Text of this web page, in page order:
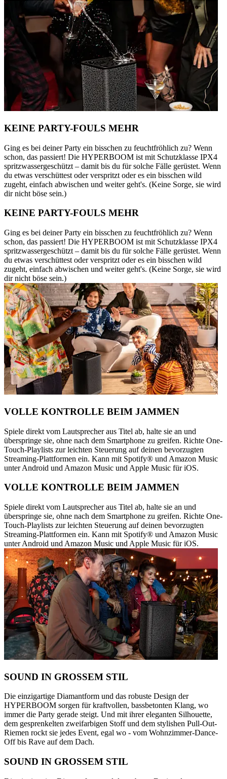
KEINE PARTY-FOULS MEHR
Ging es bei deiner Party ein bisschen zu feuchtfröhlich zu? Wenn
schon, das passiert! Die HYPERBOOM ist mit Schutzklasse IPX4
spritzwassergeschützt – damit bis du für solche Fälle gerüstet. Wenn
du etwas verschüttest oder verspritzt oder es ein bisschen wild
zugeht, einfach abwischen und weiter geht's. (Keine Sorge, sie wird
dir nicht böse sein.)
KEINE PARTY-FOULS MEHR
Ging es bei deiner Party ein bisschen zu feuchtfröhlich zu? Wenn
schon, das passiert! Die HYPERBOOM ist mit Schutzklasse IPX4
spritzwassergeschützt – damit bis du für solche Fälle gerüstet. Wenn
du etwas verschüttest oder verspritzt oder es ein bisschen wild
zugeht, einfach abwischen und weiter geht's. (Keine Sorge, sie wird
dir nicht böse sein.)
VOLLE KONTROLLE BEIM JAMMEN
Spiele direkt vom Lautsprecher aus Titel ab, halte sie an und
überspringe sie, ohne nach dem Smartphone zu greifen. Richte One-
Touch-Playlists zur leichten Steuerung auf deinen bevorzugten
Streaming-Plattformen ein. Kann mit Spotify® und Amazon Music
unter Android und Amazon Music und Apple Music für iOS.
VOLLE KONTROLLE BEIM JAMMEN
Spiele direkt vom Lautsprecher aus Titel ab, halte sie an und
überspringe sie, ohne nach dem Smartphone zu greifen. Richte One-
Touch-Playlists zur leichten Steuerung auf deinen bevorzugten
Streaming-Plattformen ein. Kann mit Spotify® und Amazon Music
unter Android und Amazon Music und Apple Music für iOS.
SOUND IN GROSSEM STIL
Die einzigartige Diamantform und das robuste Design der
HYPERBOOM sorgen für kraftvollen, bassbetonten Klang, wo
immer die Party gerade steigt. Und mit ihrer eleganten Silhouette,
dem gesprenkelten zweifarbigen Stoff und dem stylishen Pull-Out-
Riemen rockt sie jedes Event, egal wo - vom Wohnzimmer-Dance-
Off bis Rave auf dem Dach.
SOUND IN GROSSEM STIL